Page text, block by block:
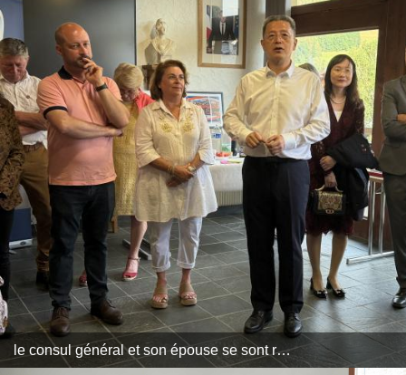
le consul général et son épouse se sont rendus à praz-sur-arly